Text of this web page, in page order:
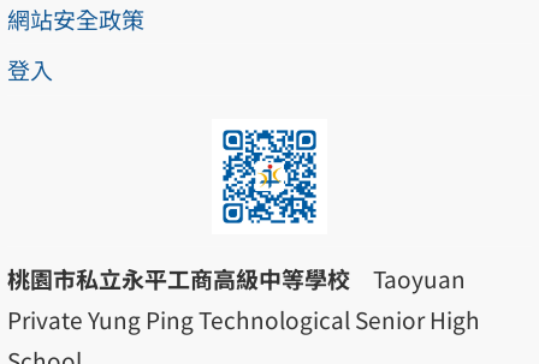
網站安全政策
登入
桃園市私立永平工商高級中等學校 Taoyuan
Private Yung Ping Technological Senior High